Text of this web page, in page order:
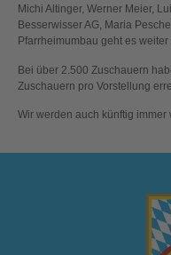
Michi Altinger, Werner Meier,
Besserwisser AG, Maria
Pfarrheimumbau geht es
Bei über 2.500 Zuschauern
Zuschauern pro Vorstellung
Wir werden auch künftig